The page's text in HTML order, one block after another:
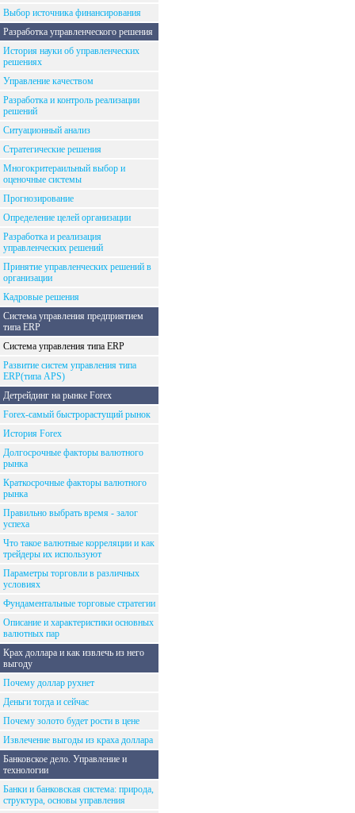
Выбор источника финансирования
Разработка управленческого решения
История науки об управленческих
решениях
Управление качеством
Разработка и контроль реализации
решений
Ситуационный анализ
Стратегические решения
Многокритераильный выбор и
оценочные системы
Прогнозирование
Определение целей организации
Разработка и реализация
управленческих решений
Принятие управленческих решений в
организации
Кадровые решения
Система управления предприятием
типа ERP
Система управления типа ERP
Развитие систем управления типа
ERP(типа APS)
Детрейдинг на рынке Forex
Forex-самый быстрорастущий рынок
История Forex
Долгосрочные факторы валютного
рынка
Краткосрочные факторы валютного
рынка
Правильно выбрать время - залог
успеха
Что такое валютные корреляции и как
трейдеры их используют
Параметры торговли в различных
условиях
Фундаментальные торговые стратегии
Описание и характеристики основных
валютных пар
Крах доллара и как извлечь из него
выгоду
Почему доллар рухнет
Деньги тогда и сейчас
Почему золото будет рости в цене
Извлечение выгоды из краха доллара
Банковское дело. Управление и
технологии
Банки и банковская система: природа,
структура, основы управления